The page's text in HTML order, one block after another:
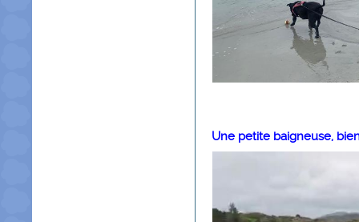
Une petite baigneuse,